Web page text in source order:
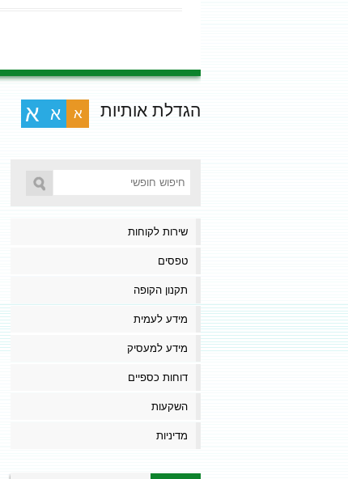
הגדלת אותיות א א א
שירות לקוחות
טפסים
תקנון הקופה
מידע לעמית
מידע למעסיק
דוחות כספיים
השקעות
מדיניות